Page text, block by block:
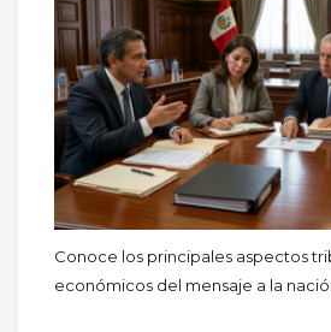
Conoce los principales aspectos
económicos del mensaje a la